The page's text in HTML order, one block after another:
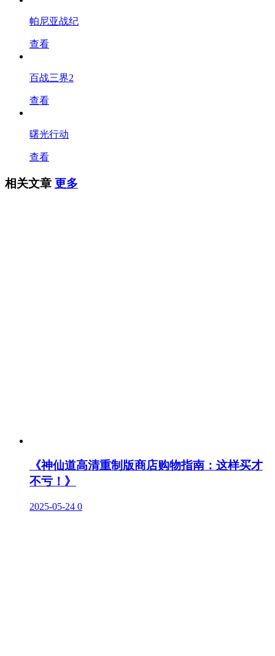
帕尼亚战纪
查看
百战三界2
查看
曙光行动
查看
相关文章 更多
《神仙道高清重制版商店购物指南：这样买才
不亏！》
2025-05-24 0